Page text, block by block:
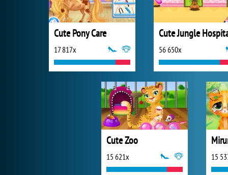
Cute Pony Care
17 817x
Cute Jungle
56 650x
Cute Zoo
15 621x 15